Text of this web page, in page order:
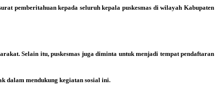
pemberitahuan kepada seluruh kepala puskesmas di wilayah Kabupaten
Selain itu, puskesmas juga diminta untuk menjadi tempat pendaftaran
dalam mendukung kegiatan sosial ini.